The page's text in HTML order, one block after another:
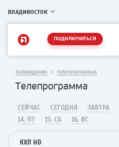
ВЛАДИВОСТОК
ПОДКЛЮЧИТЬСЯ
ТЕЛЕВИДЕНИЕ ТЕЛЕПРОГРАММА
Телепрограмма
СЕЙЧАС СЕГОДНЯ ЗАВТРА
14, ПТ
15, СБ 16, ВС
КХЛ HD